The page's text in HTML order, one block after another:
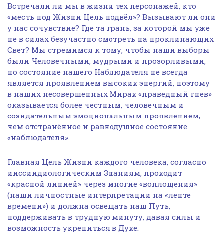
Встречали ли мы в жизни тех персонажей, кто
«месть под Жизни Цель подвёл»? Вызывают ли они
у нас сочувствие? Где та грань, за которой мы уже
не в силах безучастно смотреть на проклинающих
Свет? Мы стремимся к тому, чтобы наши выборы
были Человечными, мудрыми и прозорливыми,
но состояние нашего Наблюдателя не всегда
является проявлением высоких энергий, поэтому
в наших несовершенных Мирах «праведный гнев»
оказывается более честным, человечным и
созидательным эмоциональным проявлением,
чем отстранённое и равнодушное состояние
«наблюдателя».
Главная Цель Жизни каждого человека, согласно
ииссиидиологическим Знаниям, проходит
«красной линией» через многие «воплощения»
(наши личностные интерпретации на «ленте
времени») и должна освещать наш Путь,
поддерживать в трудную минуту, давая силы и
возможность укрепиться в Духе.